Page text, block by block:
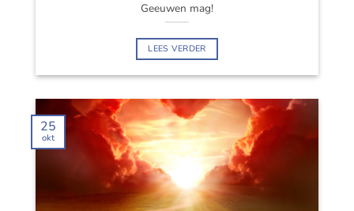
Geeuwen mag!
LEES VERDER
25
okt